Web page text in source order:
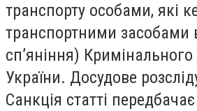
транспорту особами, які
транспортними засобами
сп’яніння)
України. Досудове
Санкція статті